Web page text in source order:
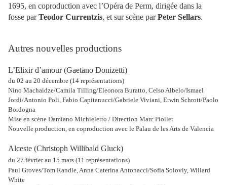
1695, en coproduction avec l’Opéra de Perm, dirigée dans la
fosse parTeodor Currentzis, et sur scène parPeter Sellars.
Autres nouvelles productions
L’Elixir d’amour (Gaetano Donizetti)
du 02 au 20 décembre (14 représentations)
Nino Machaidze/Camila Tilling/Eleonora Buratto, Celso Albelo/Ismael
Jordi/Antonio Poli, Fabio Capitanucci/Gabriele Viviani, Erwin Schrott/Paolo
Bordogna
Mise en scène Damiano Michieletto / Direction Marc Piollet
Nouvelle production, en coproduction avec le Palau de les Arts de Valencia
Alceste (Christoph Willibald Gluck)
du 27 février au 15 mars (11 représentations)
Paul Groves/Tom Randle, Anna Caterina Antonacci/Sofia Soloviy, Willard
White